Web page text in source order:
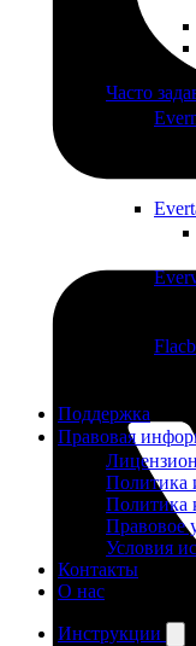
Часто
Поддержка
Правовая
Политика
Политика
Правовое
Условия
Контакты
О нас
Инструкции